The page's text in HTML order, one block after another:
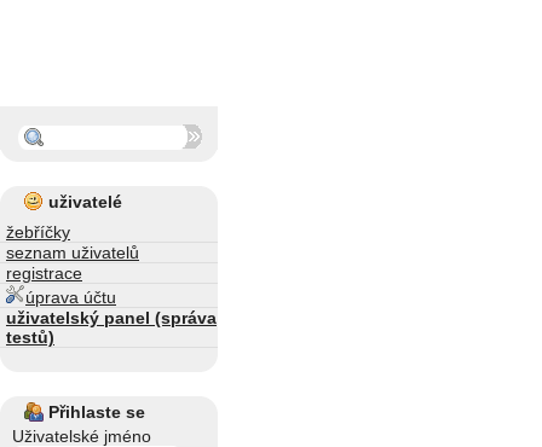
uživatelé
žebříčky
seznam uživatelů
registrace
úprava účtu
uživatelský panel (správa
testů)
Přihlaste se
Uživatelské jméno